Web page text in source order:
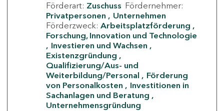
Förderart: Zuschuss Fördernehmer:
Privatpersonen
Unternehmen
Förderzweck: Arbeitsplatzförderung
Forschung, Innovation und Technologie
Investieren und Wachsen
Existenzgründung
Qualifizierung/Aus- und
Weiterbildung/Personal
Förderung
von Personalkosten
Investitionen in
Sachanlagen und Beratung
Unternehmensgründung